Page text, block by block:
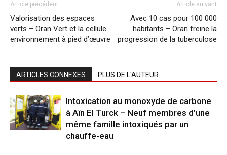
Article précédent
Valorisation des espaces
verts – Oran Vert et la cellule
environnement à pied d’œuvre
Article suivant
Avec 10 cas pour 100 000
habitants – Oran freine la
progression de la tuberculose
ARTICLES CONNEXES PLUS DE L'AUTEUR
Intoxication au monoxyde de carbone
à Aïn El Turck – Neuf membres d’une
même famille intoxiqués par un
chauffe-eau